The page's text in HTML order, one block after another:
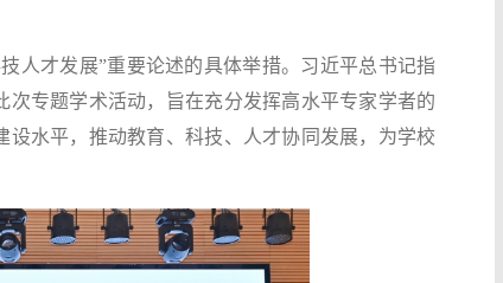
人才发展”重要论述的具体举措。习近平总书记指
专题学术活动，旨在充分发挥高水平专家学者的
水平，推动教育、科技、人才协同发展，为学校